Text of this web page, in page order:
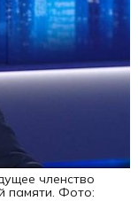
членство
памяти. Фото: